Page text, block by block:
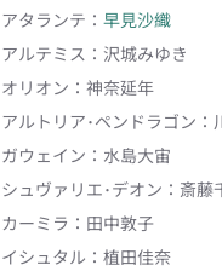
アタランテ ： 早見沙織
アルテミス ： 沢城みゆき
オリオン ： 神奈延年
アルトリア･ペンドラゴン ：
ガウェイン ： 水島大宙
シュヴァリエ･デオン ： 斎藤
カーミラ ： 田中敦子
イシュタル ： 植田佳奈